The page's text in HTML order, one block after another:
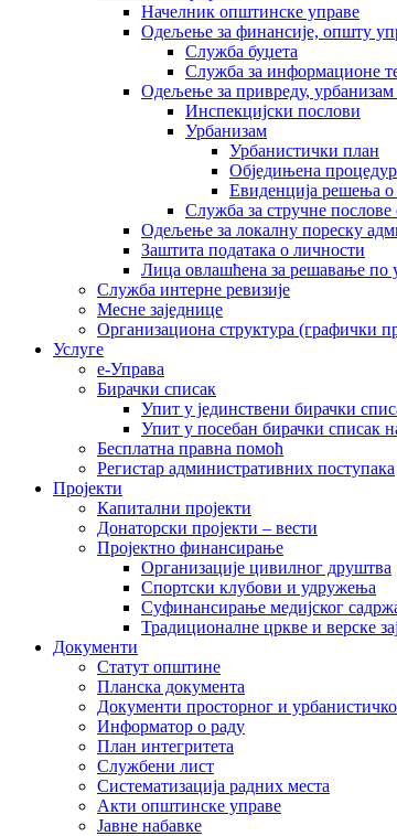
Начелник општинске управе
Одељење за финансије, општу
Служба буџета
Служба за информационе
Одељење за привреду, урбанизам
Инспекцијски послови
Урбанизам
Урбанистички план
Обједињена
Евиденција решења
Служба за стручне
Одељење за локалну пореску
Заштита података о личности
Лица овлашћена за решавање по
Служба интерне ревизије
Месне заједнице
Организациона структура (графички
Услуге
е-Управа
Бирачки списак
Упит у јединствени бирачки
Упит у посебан бирачки списак
Бесплатна правна помоћ
Регистар административних поступака
Пројекти
Капитални пројекти
Донаторски пројекти – вести
Пројектно финансирање
Организације цивилног друштва
Спортски клубови и удружења
Суфинансирање медијског
Традиционалне цркве и верске
Документи
Статут општине
Планска документа
Документи просторног и
Информатор о раду
План интегритета
Службени лист
Систематизација радних места
Акти општинске управе
Јавне набавке